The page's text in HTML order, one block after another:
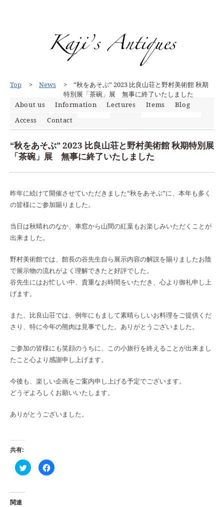
About us Information
News
Event
Media
Lectures Items
Blog
Access
Contact
Top News
“秋をあそぶ” 2023 比良山荘と野村美術館 秋期
特別展「茶碗」展 無事に終了いたしました
News
“秋をあそぶ” 2023 比良山荘と野村美術館 秋期特別展
「茶碗」展 無事に終了いたしました
昨年に続けて開催させていただきました“秋をあそぶ”に、本年も多く
の皆様にご参加賜りました。
当日は秋晴れのなか、車窓から山間の紅葉もお楽しみいただくことが
出来ました。
野村美術館では、館長の谷先生自ら展示内容の解説を賜りましたお陰
で展示物の流れがよく理解できたと好評でした。
谷先生にはお忙しい中、貴重なお時間をいただき、心より御礼申し上
げます。
また、比良山荘では、例年にもまして素晴らしいお料理をご提供くだ
さり、特に今年の熊肉は見事でした。ありがとうございました。
ご参加の皆様にも笑顔のうちに、この小旅行を終えることが出来まし
たこと心より感謝申し上げます。
今後も、楽しい企画をご案内申し上げる予定でございます。
どうぞよろしくお願いいたします。
ありがとうございました。
共有:
ク
リ
Facebook
で
関連